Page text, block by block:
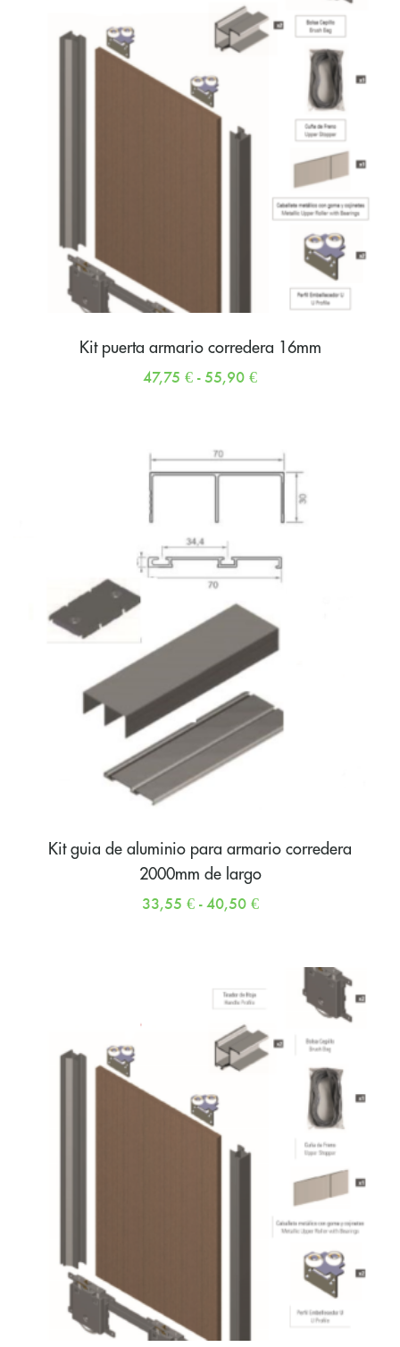
Kit puerta armario corredera 16mm
47,75 € - 55,90 €
Kit guia de aluminio para armario corredera
2000mm de largo
33,55 € - 40,50 €